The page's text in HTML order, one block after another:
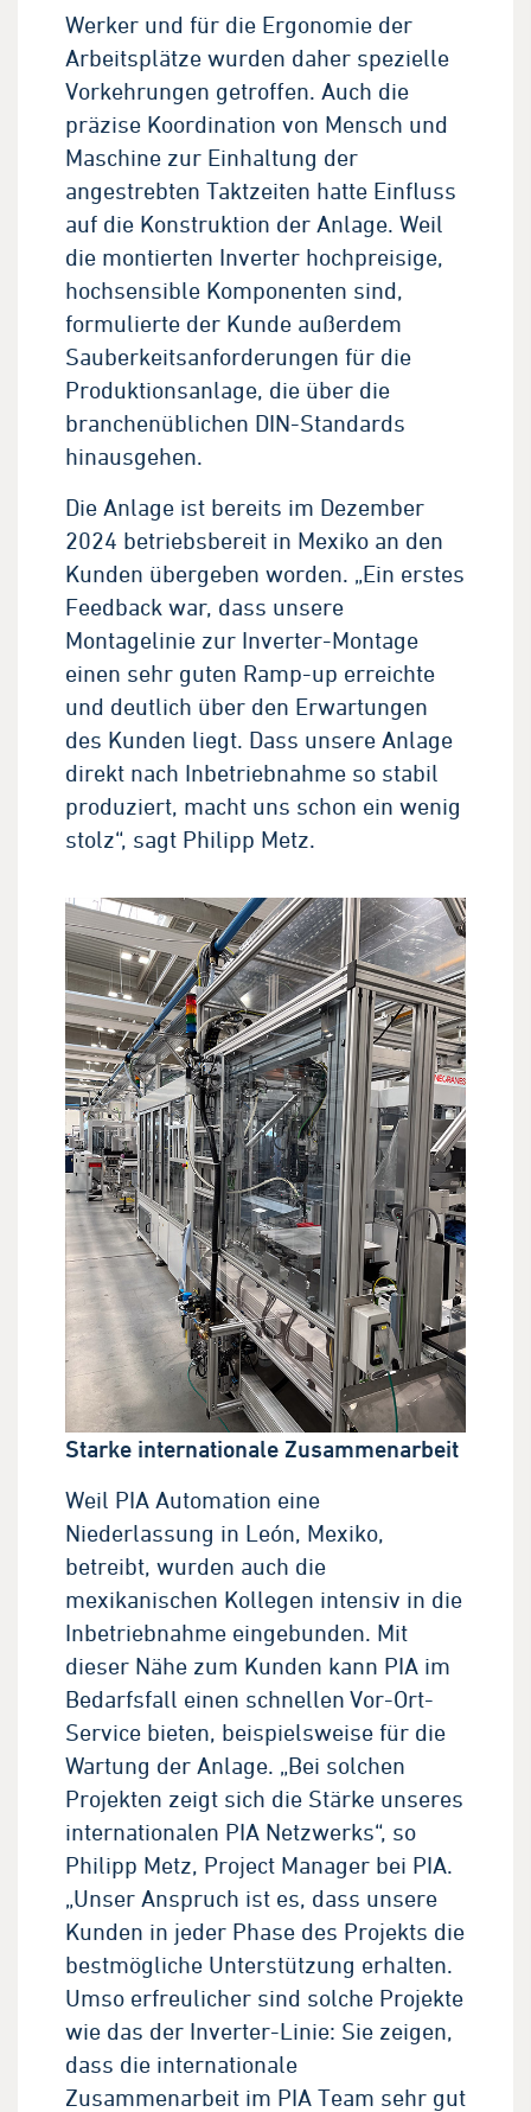
Werker und für die Ergonomie der
Arbeitsplätze wurden daher spezielle
Vorkehrungen getroffen. Auch die
präzise Koordination von Mensch und
Maschine zur Einhaltung der
angestrebten Taktzeiten hatte Einfluss
auf die Konstruktion der Anlage. Weil
die montierten Inverter hochpreisige,
hochsensible Komponenten sind,
formulierte der Kunde außerdem
Sauberkeitsanforderungen für die
Produktionsanlage, die über die
branchenüblichen DIN-Standards
hinausgehen.
Die Anlage ist bereits im Dezember
2024 betriebsbereit in Mexiko an den
Kunden übergeben worden. „Ein erstes
Feedback war, dass unsere
Montagelinie zur Inverter-Montage
einen sehr guten Ramp-up erreichte
und deutlich über den Erwartungen
des Kunden liegt. Dass unsere Anlage
direkt nach Inbetriebnahme so stabil
produziert, macht uns schon ein wenig
stolz“, sagt Philipp Metz.
Starke internationale Zusammenarbeit
Weil PIA Automation eine
Niederlassung in León, Mexiko,
betreibt, wurden auch die
mexikanischen Kollegen intensiv in die
Inbetriebnahme eingebunden. Mit
dieser Nähe zum Kunden kann PIA im
Bedarfsfall einen schnellen Vor-Ort-
Service bieten, beispielsweise für die
Wartung der Anlage. „Bei solchen
Projekten zeigt sich die Stärke unseres
internationalen PIA Netzwerks“, so
Philipp Metz, Project Manager bei PIA.
„Unser Anspruch ist es, dass unsere
Kunden in jeder Phase des Projekts die
bestmögliche Unterstützung erhalten.
Umso erfreulicher sind solche Projekte
wie das der Inverter-Linie: Sie zeigen,
dass die internationale
Zusammenarbeit im PIA Team sehr gut